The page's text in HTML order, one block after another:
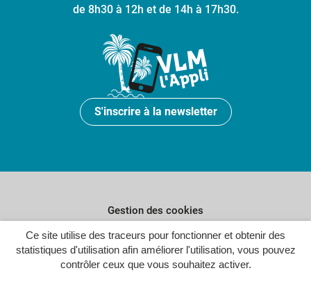
Ce site utilise des traceurs pour fonctionner et obtenir des
statistiques d'utilisation afin améliorer l'utilisation, vous pouvez
contrôler ceux que vous souhaitez activer.
de 8h30 à 12h et de 14h à 17h30.
S'inscrire à la newsletter
Gestion des cookies
Plan du site
Politique de confidentialité